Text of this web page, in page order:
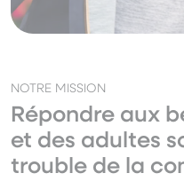
NOTRE MISSION
Répondre aux
et des adultes
trouble de la